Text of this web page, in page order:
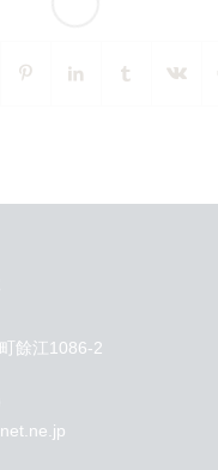
餘江1086-2